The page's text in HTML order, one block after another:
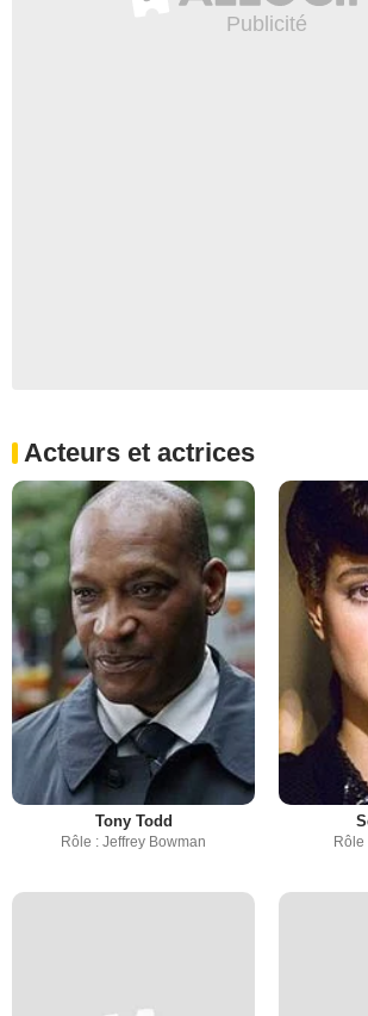
Acteurs et actrices
Tony Todd
Rôle : Jeffrey Bowman Rôle